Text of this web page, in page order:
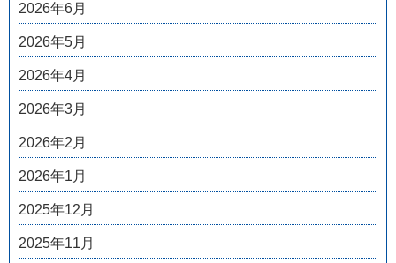
2026年6月
2026年5月
2026年4月
2026年3月
2026年2月
2026年1月
2025年12月
2025年11月